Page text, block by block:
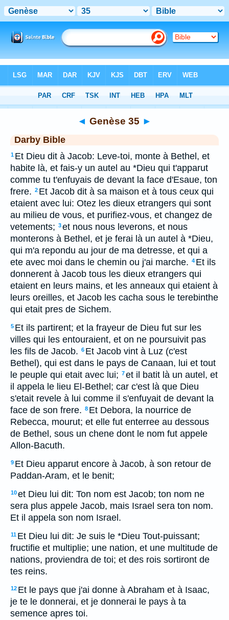
> Genèse 35
◄ Genèse 35 ►
Darby Bible
1 Et Dieu dit à Jacob: Leve-toi, monte à Bethel, et
habite là, et fais-y un autel au *Dieu qui t'apparut
comme tu t'enfuyais de devant la face d'Esaue, ton
frere. 2 Et Jacob dit à sa maison et à tous ceux qui
etaient avec lui: Otez les dieux etrangers qui sont
au milieu de vous, et purifiez-vous, et changez de
vetements; 3et nous nous leverons, et nous
monterons à Bethel, et je ferai là un autel à *Dieu,
qui m'a repondu au jour de ma detresse, et qui a
ete avec moi dans le chemin ou j'ai marche. 4 Et ils
donnerent à Jacob tous les dieux etrangers qui
etaient en leurs mains, et les anneaux qui etaient à
leurs oreilles, et Jacob les cacha sous le terebinthe
qui etait pres de Sichem.
5 Et ils partirent; et la frayeur de Dieu fut sur les
villes qui les entouraient, et on ne poursuivit pas
les fils de Jacob. 6 Et Jacob vint à Luz (c'est
Bethel), qui est dans le pays de Canaan, lui et tout
le peuple qui etait avec lui; 7et il batit là un autel, et
il appela le lieu El-Bethel; car c'est là que Dieu
s'etait revele à lui comme il s'enfuyait de devant la
face de son frere. 8 Et Debora, la nourrice de
Rebecca, mourut; et elle fut enterree au dessous
de Bethel, sous un chene dont le nom fut appele
Allon-Bacuth.
9 Et Dieu apparut encore à Jacob, à son retour de
Paddan-Aram, et le benit;
10et Dieu lui dit: Ton nom est Jacob; ton nom ne
sera plus appele Jacob, mais Israel sera ton nom.
Et il appela son nom Israel.
11 Et Dieu lui dit: Je suis le *Dieu Tout-puissant;
fructifie et multiplie; une nation, et une multitude de
nations, proviendra de toi; et des rois sortiront de
tes reins.
12 Et le pays que j'ai donne à Abraham et à Isaac,
je te le donnerai, et je donnerai le pays à ta
semence apres toi.